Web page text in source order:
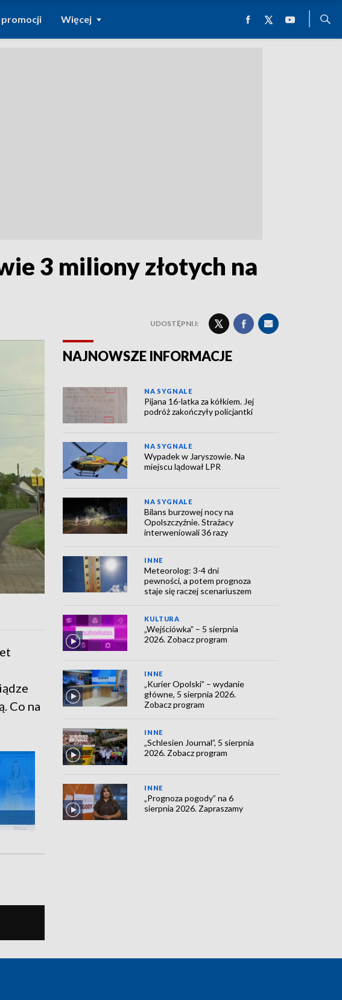
promocji Więcej
3 miliony złotych na
UDOSTĘPNIJ:
Co na
NAJNOWSZE INFORMACJE
NA SYGNALE
Pijana 16-latka za kółkiem. Jej
podróż zakończyły policjantki
NA SYGNALE
Wypadek w Jaryszowie. Na
miejscu lądował LPR
NA SYGNALE
Bilans burzowej nocy na
Opolszczyźnie. Strażacy
interweniowali 36 razy
INNE
Meteorolog: 3-4 dni
pewności, a potem prognoza
staje się raczej scenariuszem
KULTURA
„Wejściówka” – 5 sierpnia
2026. Zobacz program
INNE
„Kurier Opolski” – wydanie
główne, 5 sierpnia 2026.
Zobacz program
INNE
„Schlesien Journal”, 5 sierpnia
2026. Zobacz program
INNE
„Prognoza pogody” na 6
sierpnia 2026. Zapraszamy